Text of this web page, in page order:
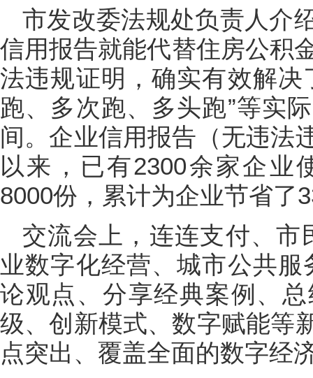
市发改委法规处负责人介
信用报告就能代替住房公积
法违规证明，确实有效解决
跑、多次跑、多头跑”等实
间。企业信用报告（无违法
以来，已有2300余家企业
8000份，累计为企业节省了
交流会上，连连支付、市
业数字化经营、城市公共
论观点、分享经典案例、
级、创新模式、数字赋能等
点突出、覆盖全面的数字经